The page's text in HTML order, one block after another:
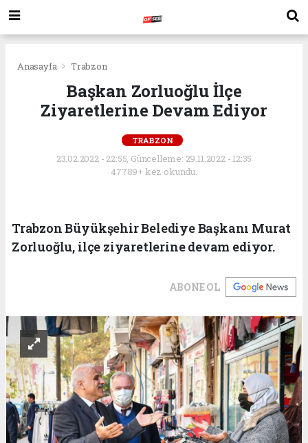
Anasayfa Trabzon
Başkan Zorluoğlu İlçe
Ziyaretlerine Devam Ediyor
TRABZON
23.02.2022 - 22:55, Güncelleme: 29.11.2022 - 12:35
47789+ kez okundu.
Trabzon Büyükşehir Belediye Başkanı Murat
Zorluoğlu, ilçe ziyaretlerine devam ediyor.
ABONE OL